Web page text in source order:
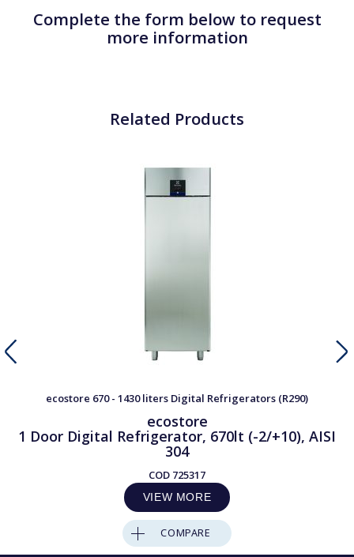
Complete the form below to request
more information
Related Products
ecostore 670 - 1430 liters Digital Refrigerators (R290)
ecostore
1 Door Digital Refrigerator, 670lt (-2/+10), AISI
304
COD 725317
VIEW MORE
COMPARE